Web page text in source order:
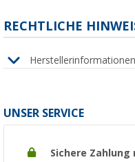
RECHTLICHE
Herstellerinformationen
UNSER SERVICE
Sichere Zahlung